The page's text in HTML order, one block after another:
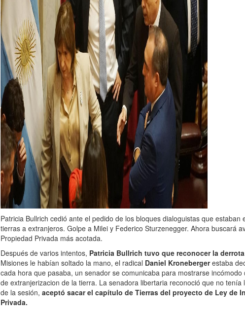
Patricia Bullrich cedió ante el pedido de los bloques dialoguistas que
tierras a extranjeros. Golpe a Milei y Federico Sturzenegger. Ahora buscará
Propiedad Privada más acotada.
Después de varios intentos, Patricia Bullrich tuvo que reconocer la derrota
Misiones le habían soltado la mano, el radical Daniel Kronebergerestaba
cada hora que pasaba, un senador se comunicaba para mostrarse
de extranjerizacion de la tierra. La senadora libertaria reconoció que no tenía
de la sesión, aceptó sacar el capítulo de Tierras del proyecto de Ley de
Privada.